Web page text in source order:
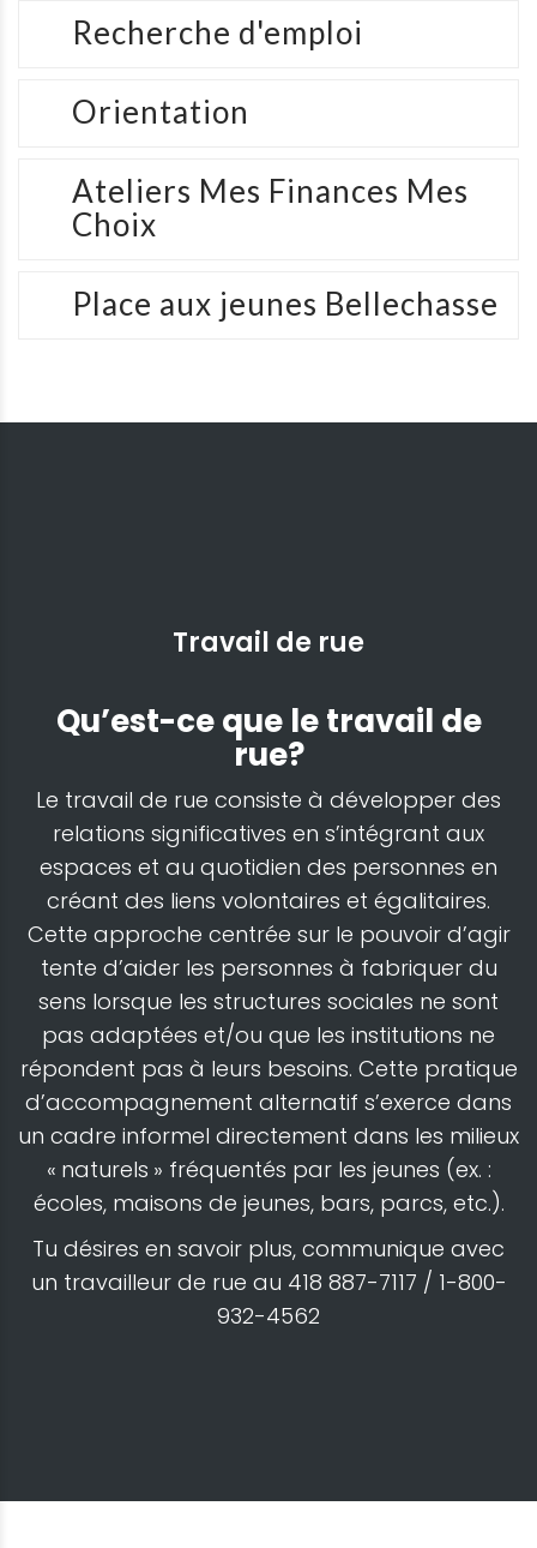
Recherche d'emploi
Orientation
Ateliers Mes Finances Mes
Choix
Place aux jeunes Bellechasse
Travail de rue
Qu’est-ce que le travail de
rue?
Le travail de rue consiste à développer des
relations significatives en s’intégrant aux
espaces et au quotidien des personnes en
créant des liens volontaires et égalitaires.
Cette approche centrée sur le pouvoir d’agir
tente d’aider les personnes à fabriquer du
sens lorsque les structures sociales ne sont
pas adaptées et/ou que les institutions ne
répondent pas à leurs besoins. Cette pratique
d’accompagnement alternatif s’exerce dans
un cadre informel directement dans les milieux
« naturels » fréquentés par les jeunes (ex. :
écoles, maisons de jeunes, bars, parcs, etc.).
Tu désires en savoir plus, communique avec
un travailleur de rue au 418 887-7117 / 1-800-
932-4562